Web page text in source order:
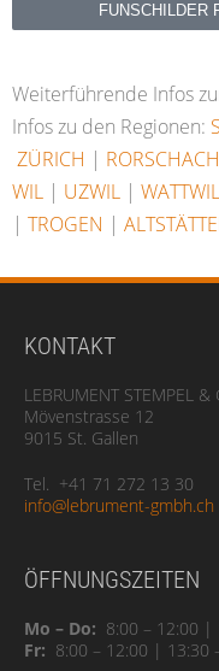
FUNSCHILDER
Weiterführende Infos
Infos zu den Regionen:
ZÜRICH | RORSCHACH
WIL | UZWIL | WATTWIL
| TROGEN |
KONTAKT
LEBRUMENT STEMPEL &
Mövenstrasse 12
9015 St. Gallen
Tel. +41 71 272 13 30
info@lebrument-gmbh.ch
ÖFFNUNGSZEITEN
Mo – Do: 8:00 – 12:00 |
Fr: 8:00 – 12:00 | 13:30